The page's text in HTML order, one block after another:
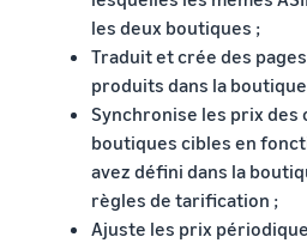
les deux boutiques ;
Traduit et crée des
produits dans la
Synchronise les prix des
boutiques cibles en
avez défini dans la
règles de tarification ;
Ajuste les prix